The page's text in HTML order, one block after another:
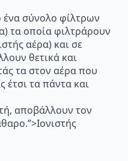
ένα σύνολο φίλτρων
τα οποία φιλτράρουν
αέρα) και σε
θετικά και
τα στον αέρα που
έτσι τα πάντα και
αποβάλλουν τον